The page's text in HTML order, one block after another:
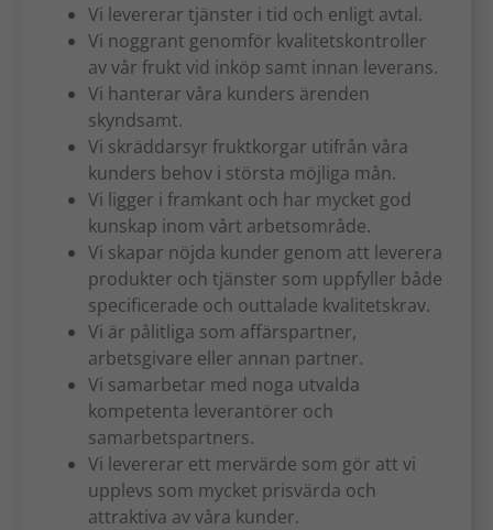
Vi levererar tjänster i tid och enligt avtal.
Vi noggrant genomför kvalitetskontroller
av vår frukt vid inköp samt innan leverans.
Vi hanterar våra kunders ärenden
skyndsamt.
Vi skräddarsyr fruktkorgar utifrån våra
kunders behov i största möjliga mån.
Vi ligger i framkant och har mycket god
kunskap inom vårt arbetsområde.
Vi skapar nöjda kunder genom att leverera
produkter och tjänster som uppfyller både
specificerade och outtalade kvalitetskrav.
Vi är pålitliga som affärspartner,
arbetsgivare eller annan partner.
Vi samarbetar med noga utvalda
kompetenta leverantörer och
samarbetspartners.
Vi levererar ett mervärde som gör att vi
upplevs som mycket prisvärda och
attraktiva av våra kunder.